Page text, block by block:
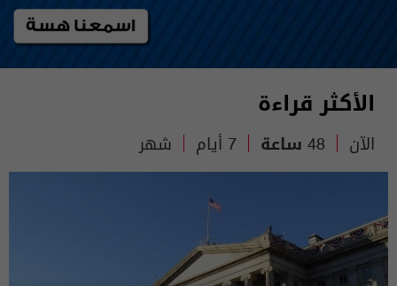
الأكثر قراءة
الآن 48 ساعة 7 أيام شهر